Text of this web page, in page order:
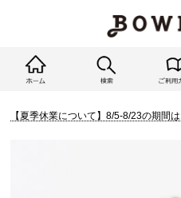
【夏季休業について】8/5-8/23の期間